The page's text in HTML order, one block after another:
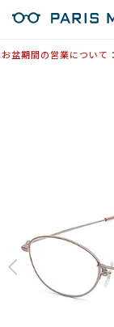
お盆期間の営業につい